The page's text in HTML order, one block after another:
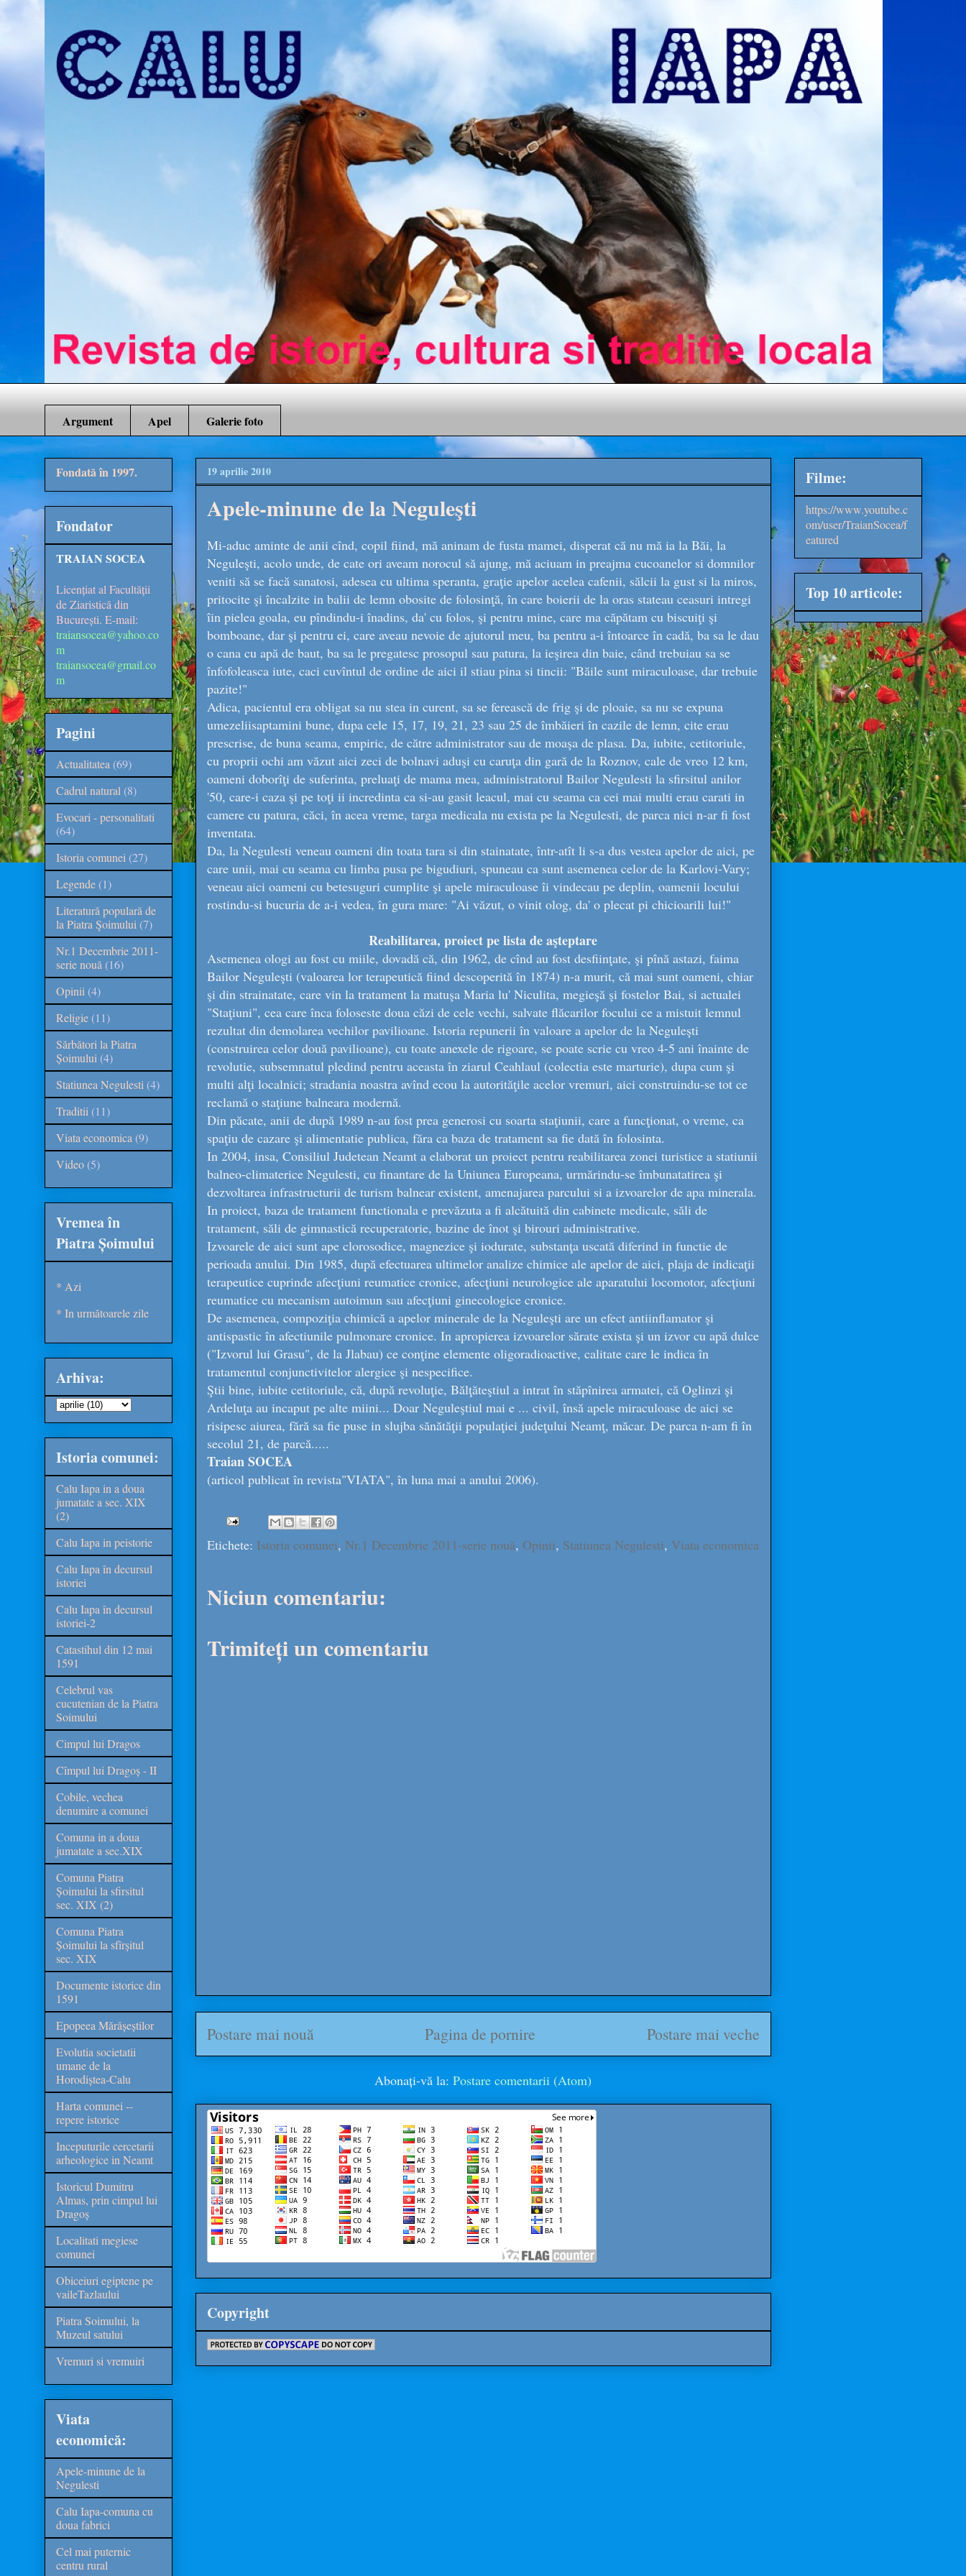
Argument Apel Galerie foto
19 aprilie 2010
Apele-minune de la Neguleşti
Mi-aduc aminte de anii cînd, copil fiind, mă aninam de fusta mamei, disperat că nu mă ia la Băi, la
Neguleşti, acolo unde, de cate ori aveam norocul să ajung, mă aciuam in preajma cucoanelor si domnilor
veniti să se facă sanatosi, adesea cu ultima speranta, graţie apelor acelea cafenii, sălcii la gust si la miros,
pritocite şi încalzite in balii de lemn obosite de folosinţă, în care boierii de la oras stateau ceasuri intregi
îin pielea goala, eu pîndindu-i înadins, da' cu folos, şi pentru mine, care ma căpătam cu biscuiţi şi
bomboane, dar şi pentru ei, care aveau nevoie de ajutorul meu, ba pentru a-i întoarce în cadă, ba sa le dau
o cana cu apă de baut, ba sa le pregatesc prosopul sau patura, la ieşirea din baie, când trebuiau sa se
înfofoleasca iute, caci cuvîntul de ordine de aici il stiau pina si tincii: "Băile sunt miraculoase, dar trebuie
pazite!"
Adica, pacientul era obligat sa nu stea in curent, sa se ferească de frig şi de ploaie, sa nu se expuna
umezeliisaptamini bune, dupa cele 15, 17, 19, 21, 23 sau 25 de îmbăieri în cazile de lemn, cite erau
prescrise, de buna seama, empiric, de către administrator sau de moaşa de plasa. Da, iubite, cetitoriule,
cu proprii ochi am văzut aici zeci de bolnavi aduşi cu caruţa din gară de la Roznov, cale de vreo 12 km,
oameni doborîţi de suferinta, preluaţi de mama mea, administratorul Bailor Negulesti la sfirsitul anilor
'50, care-i caza şi pe toţi ii incredinta ca si-au gasit leacul, mai cu seama ca cei mai multi erau carati in
camere cu patura, căci, în acea vreme, targa medicala nu exista pe la Negulesti, de parca nici n-ar fi fost
inventata.
Da, la Negulesti veneau oameni din toata tara si din stainatate, într-atît li s-a dus vestea apelor de aici, pe
care unii, mai cu seama cu limba pusa pe bigudiuri, spuneau ca sunt asemenea celor de la Karlovi-Vary;
veneau aici oameni cu betesuguri cumplite şi apele miraculoase îi vindecau pe deplin, oamenii locului
rostindu-si bucuria de a-i vedea, în gura mare: "Ai văzut, o vinit olog, da' o plecat pi chicioarili lui!"
Reabilitarea, proiect pe lista de aşteptare
Asemenea ologi au fost cu miile, dovadă că, din 1962, de cînd au fost desfiinţate, şi pînă astazi, faima
Bailor Neguleşti (valoarea lor terapeutică fiind descoperită în 1874) n-a murit, că mai sunt oameni, chiar
şi din strainatate, care vin la tratament la matuşa Maria lu' Niculita, megieşă şi fostelor Bai, si actualei
"Staţiuni", cea care înca foloseste doua căzi de cele vechi, salvate flăcarilor focului ce a mistuit lemnul
rezultat din demolarea vechilor pavilioane. Istoria repunerii în valoare a apelor de la Neguleşti
(construirea celor două pavilioane), cu toate anexele de rigoare, se poate scrie cu vreo 4-5 ani înainte de
revolutie, subsemnatul pledind pentru aceasta în ziarul Ceahlaul (colectia este marturie), dupa cum şi
multi alţi localnici; stradania noastra avînd ecou la autorităţile acelor vremuri, aici construindu-se tot ce
reclamă o staţiune balneara modernă.
Din păcate, anii de după 1989 n-au fost prea generosi cu soarta staţiunii, care a funcţionat, o vreme, ca
spaţiu de cazare şi alimentatie publica, făra ca baza de tratament sa fie dată în folosinta.
In 2004, insa, Consiliul Judetean Neamt a elaborat un proiect pentru reabilitarea zonei turistice a statiunii
balneo-climaterice Negulesti, cu finantare de la Uniunea Europeana, urmărindu-se îmbunatatirea şi
dezvoltarea infrastructurii de turism balnear existent, amenajarea parcului si a izvoarelor de apa minerala.
In proiect, baza de tratament functionala e prevăzuta a fi alcătuită din cabinete medicale, săli de
tratament, săli de gimnastică recuperatorie, bazine de înot şi birouri administrative.
Izvoarele de aici sunt ape clorosodice, magnezice şi iodurate, substanţa uscată diferind in functie de
perioada anului. Din 1985, după efectuarea ultimelor analize chimice ale apelor de aici, plaja de indicaţii
terapeutice cuprinde afecţiuni reumatice cronice, afecţiuni neurologice ale aparatului locomotor, afecţiuni
reumatice cu mecanism autoimun sau afecţiuni ginecologice cronice.
De asemenea, compoziţia chimică a apelor minerale de la Neguleşti are un efect antiinflamator şi
antispastic în afectiunile pulmonare cronice. In apropierea izvoarelor sărate exista şi un izvor cu apă dulce
("Izvorul lui Grasu", de la Jlabau) ce conţine elemente oligoradioactive, calitate care le indica în
tratamentul conjunctivitelor alergice şi nespecifice.
Ştii bine, iubite cetitoriule, că, după revoluţie, Bălţăteştiul a intrat în stăpînirea armatei, că Oglinzi şi
Ardeluţa au incaput pe alte miini... Doar Neguleştiul mai e ... civil, însă apele miraculoase de aici se
risipesc aiurea, fără sa fie puse in slujba sănătăţii populaţiei judeţului Neamţ, măcar. De parca n-am fi în
secolul 21, de parcă.....
Traian SOCEA
(articol publicat în revista"VIATA", în luna mai a anului 2006).
Etichete: Istoria comunei, Nr.1 Decembrie 2011-serie nouă, Opinii, Statiunea Negulesti, Viata economica
Niciun comentariu:
Trimiteți un comentariu
Postare mai nouă Postare mai veche
Pagina de pornire
Abonați-vă la: Postare comentarii (Atom)
Copyright
Fondată în 1997.
Fondator
TRAIAN SOCEA
Licențiat al Facultății
de Ziaristică din
București. E-mail:
traiansocea@yahoo.co
m
traiansocea@gmail.co
m
Pagini
Actualitatea (69)
Cadrul natural (8)
Evocari - personalitati
(64)
Istoria comunei (27)
Legende (1)
Literatură populară de
la Piatra Şoimului (7)
Nr.1 Decembrie 2011-
serie nouă (16)
Opinii (4)
Religie (11)
Sărbători la Piatra
Șoimului (4)
Statiunea Negulesti (4)
Traditii (11)
Viata economica (9)
Video (5)
Vremea în
Piatra Șoimului
* Azi
* In următoarele zile
Arhiva:
Istoria comunei:
Calu Iapa in a doua
jumatate a sec. XIX
(2)
Calu Iapa in peistorie
Calu Iapa în decursul
istoriei
Calu Iapa în decursul
istoriei-2
Catastihul din 12 mai
1591
Celebrul vas
cucutenian de la Piatra
Soimului
Cimpul lui Dragos
Cîmpul lui Dragoș - II
Cobile, vechea
denumire a comunei
Comuna in a doua
jumatate a sec.XIX
Comuna Piatra
Șoimului la sfirsitul
sec. XIX (2)
Comuna Piatra
Șoimului la sfîrșitul
sec. XIX
Documente istorice din
1591
Epopeea Mărășeștilor
Evolutia societatii
umane de la
Horodiștea-Calu
Harta comunei --
repere istorice
Inceputurile cercetarii
arheologice in Neamt
Istoricul Dumitru
Almas, prin cimpul lui
Dragoș
Localitati megiese
comunei
Obiceiuri egiptene pe
vaileTazlaului
Piatra Soimului, la
Muzeul satului
Vremuri si vremuiri
Viata
economică:
Apele-minune de la
Negulesti
Calu Iapa-comuna cu
doua fabrici
Cel mai puternic
centru rural
Filme:
https://www.youtube.c
om/user/TraianSocea/f
eatured
Top 10 articole: